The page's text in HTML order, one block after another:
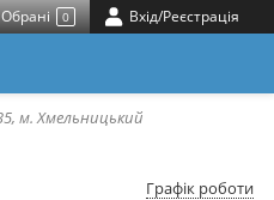
Обрані 0 Вхід/Реєстрація
м. Хмельницький
Графік роботи